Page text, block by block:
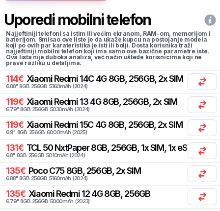
Uporedi mobilni telefon
Najjeftiniji telefoni sa istim ili većim ekranom, RAM-om, memorijom i
baterijom. Smisao ove liste je da ukaže kupcu na postojanje modela
koji po ovih par karateristika je isti ili bolji. Dosta korisnika traži
najjeftiniji mobilni telefon koji ima samo ove bazične parametre iste.
Ova lista nije duboka analiza, već način uštede korisnicima koji ne
prave razliku u detaljima.
114€ Xiaomi Redmi 14C 4G 8GB, 256GB, 2x SIM
6.88" 8GB 256GB 5160mAh (2024)
119€ Xiaomi Redmi 13 4G 8GB, 256GB, 2x SIM
6.79" 8GB 256GB 5030mAh (2024)
119€ Xiaomi Redmi 15C 4G 8GB, 256GB, 2x SIM
6.9" 8GB 256GB 6000mAh (2025)
131€ TCL 50 NxtPaper 8GB, 256GB, 1x SIM, 1x eSIM
6.8" 8GB 256GB 5010mAh (2024)
135€ Poco C75 8GB, 256GB, 2x SIM
6.88" 8GB 256GB 5160mAh (2024)
135€ Xiaomi Redmi 12 4G 8GB, 256GB
6.79" 8GB 256GB 5000mAh (2023)